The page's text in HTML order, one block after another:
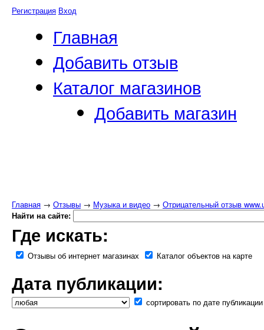
Регистрация Вход
Главная
Добавить отзыв
Каталог магазинов
Добавить магазин
Главная → Отзывы → Музыка и видео → Отрицательный отзыв
Найти на сайте:
Где искать:
Отзывы об интернет магазинах Каталог объектов на карте
Дата публикации:
сортировать по дате публикации